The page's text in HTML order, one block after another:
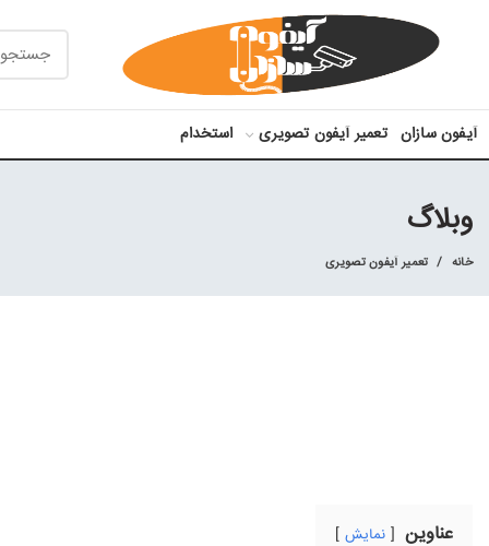
آیفون سازان تعمیر آیفون تصویری استخدام
وبلاگ
خانه تعمیر آیفون تصویری
عناوین نمایش